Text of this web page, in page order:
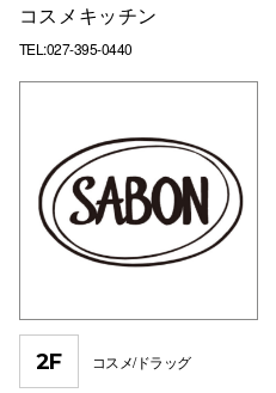
コスメキッチン
TEL:027-395-0440
2F コスメ/ドラッグ